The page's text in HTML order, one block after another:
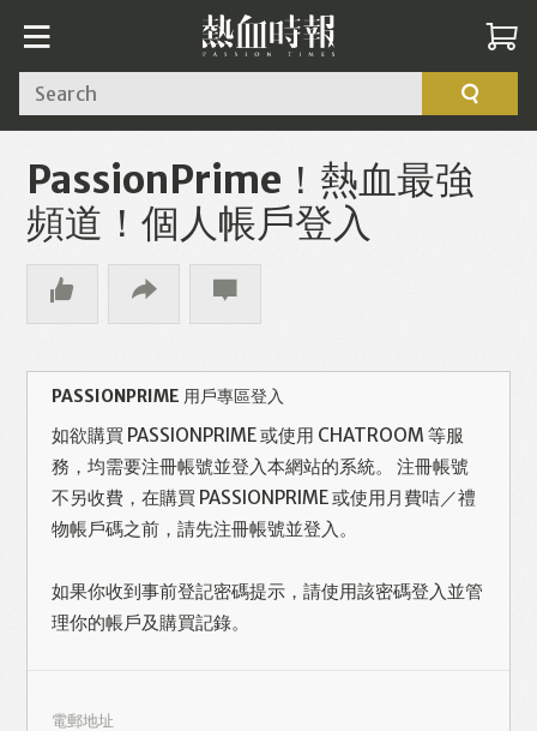
Search
PassionPrime！熱血最強
頻道！個人帳戶登入
PASSIONPRIME 用戶專區登入
如欲購買 PASSIONPRIME 或使用 CHATROOM 等服
務，均需要注冊帳號並登入本網站的系統。 注冊帳號
不另收費，在購買 PASSIONPRIME 或使用月費咭／禮
物帳戶碼之前，請先注冊帳號並登入。
如果你收到事前登記密碼提示，請使用該密碼登入並管
理你的帳戶及購買記錄。
電郵地址